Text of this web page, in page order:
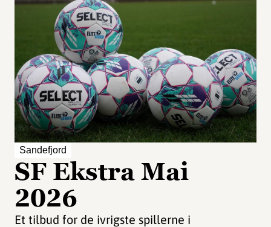
Sandefjord
SF Ekstra Mai
2026
Et tilbud for de ivrigste spillerne i